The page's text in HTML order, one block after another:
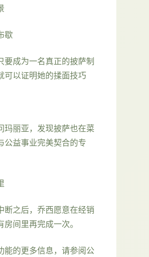
歇
要成为一名真正的披萨制
可以证明她的揉面技巧
玛丽亚，发现披萨也在菜
公益事业完美契合的专
断之后，乔西愿意在经销
房间里再完成一次。
能的更多信息，请参阅公